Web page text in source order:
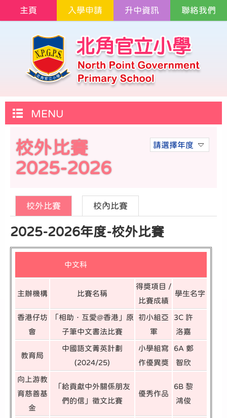
主頁 入學申請 升中資訊 聯絡我們
MENU
請選擇年度
校外比賽
2025-2026
校外比賽 校內比賽
2025-2026年度-校外比賽
中文科
主辦機構 比賽名稱
得獎項目 /
比賽成績
學生名字
香港仔坊
會
「相助．互愛@香港」原
子筆中文書法比賽
初小組亞
軍
3C 許
洛嘉
教育局
中國語文菁英計劃
(2024/25)
小學組寫
作優異獎
6A 鄭
智欣
向上游教
育慈善基
金
「給貢獻中外關係朋友
們的信」徵文比賽
優秀作品
6B 黎
鴻俊